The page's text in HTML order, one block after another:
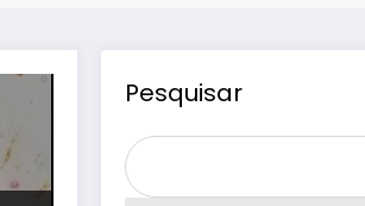
Pesquisar